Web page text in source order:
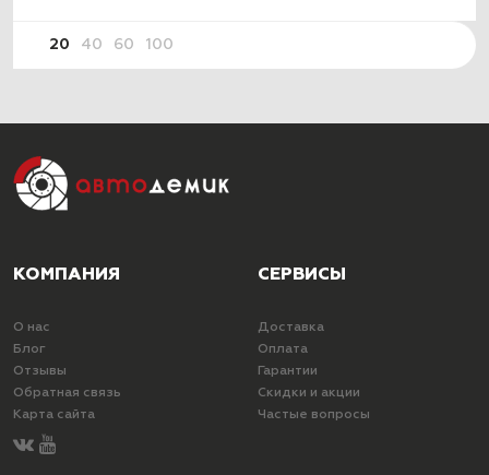
20 40 60 100
КОМПАНИЯ
О нас
Блог
Отзывы
Обратная связь
Карта сайта
СЕРВИСЫ
Доставка
Оплата
Гарантии
Скидки и акции
Частые вопросы